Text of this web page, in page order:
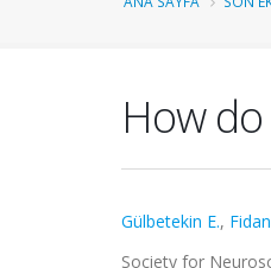
How
Gülbetekin E.,
Society for